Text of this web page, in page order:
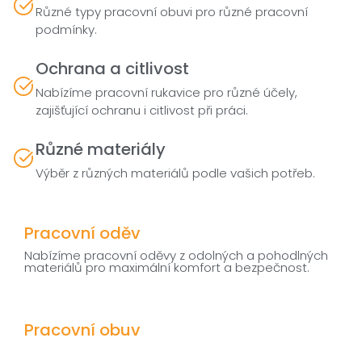
Různé typy pracovní obuvi pro různé pracovní
podmínky.
Ochrana a citlivost
Nabízíme pracovní rukavice pro různé účely,
zajišťující ochranu i citlivost při práci.
Různé materiály
Výběr z různých materiálů podle vašich potřeb.
Pracovní oděv
Nabízíme pracovní oděvy z odolných a pohodlných
materiálů pro maximální komfort a bezpečnost.
Pracovní obuv